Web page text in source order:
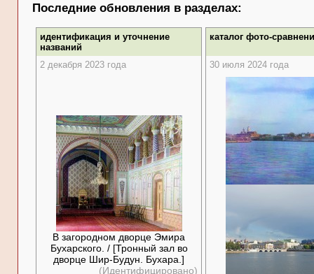
Последние обновления в разделах:
идентификация и уточнение
названий
каталог фото-
2 декабря 2023 года 30 июля 2024 года
В загородном дворце Эмира
Бухарского. / [Тронный зал во
дворце Шир-Будун. Бухара.]
(Идентифицировано)